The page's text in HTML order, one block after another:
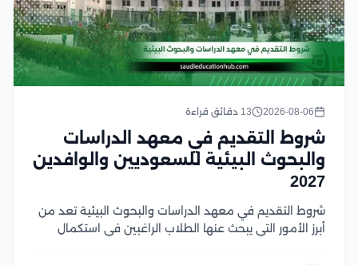
2026-08-06 13 دقائق قراءة
شروط التقديم في معهد الدراسات
والبحوث البيئية للسعوديين والوافدين
2027
شروط التقديم في معهد الدراسات والبحوث البيئية تعد من
أبرز الأمور التي يبحث عنها الطلاب الراغبين في استكمال